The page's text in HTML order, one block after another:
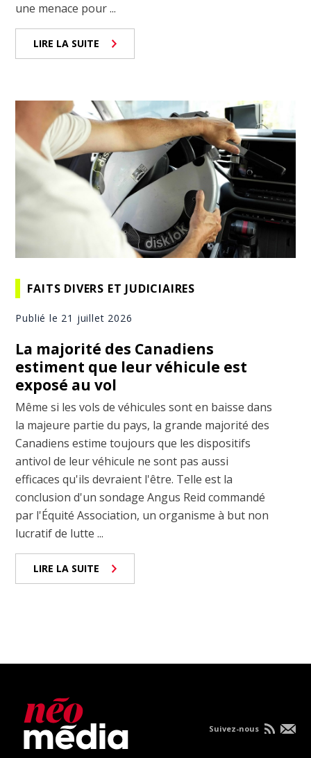
une menace pour ...
LIRE LA SUITE
FAITS DIVERS ET JUDICIAIRES
Publié le 21 juillet 2026
La majorité des Canadiens
estiment que leur véhicule est
exposé au vol
Même si les vols de véhicules sont en baisse dans
la majeure partie du pays, la grande majorité des
Canadiens estime toujours que les dispositifs
antivol de leur véhicule ne sont pas aussi
efficaces qu'ils devraient l'être. Telle est la
conclusion d'un sondage Angus Reid commandé
par l'Équité Association, un organisme à but non
lucratif de lutte ...
LIRE LA SUITE
Suivez-nous